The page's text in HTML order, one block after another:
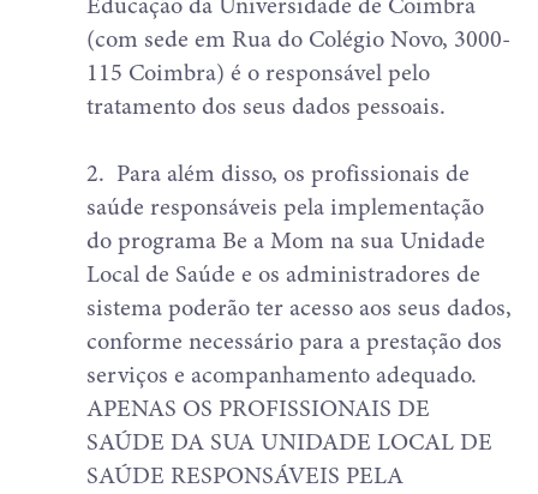
Educação da Universidade de Coimbra
(com sede em Rua do Colégio Novo, 3000-
115 Coimbra) é o responsável pelo
tratamento dos seus dados pessoais.
2. Para além disso, os profissionais de
saúde responsáveis pela implementação
do programa Be a Mom na sua Unidade
Local de Saúde e os administradores de
sistema poderão ter acesso aos seus dados,
conforme necessário para a prestação dos
serviços e acompanhamento adequado.
APENAS OS PROFISSIONAIS DE
SAÚDE DA SUA UNIDADE LOCAL DE
SAÚDE RESPONSÁVEIS PELA